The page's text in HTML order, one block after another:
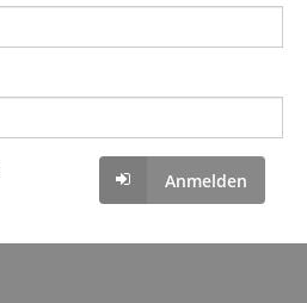
Anmelden